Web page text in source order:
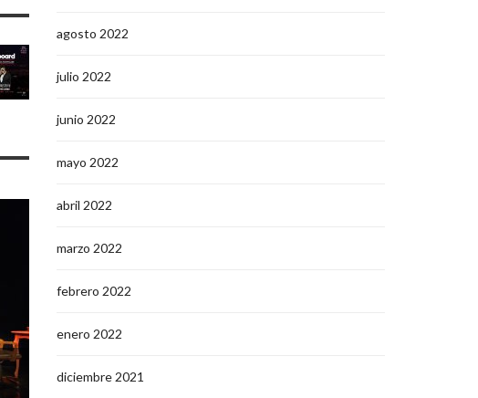
agosto 2022
julio 2022
junio 2022
mayo 2022
abril 2022
marzo 2022
febrero 2022
enero 2022
diciembre 2021